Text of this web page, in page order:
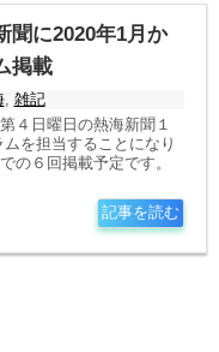
聞に2020年1月か
掲載
, 雑記
４日曜日の熱海新聞１
を担当することになり
の６回掲載予定です。
記事を読む